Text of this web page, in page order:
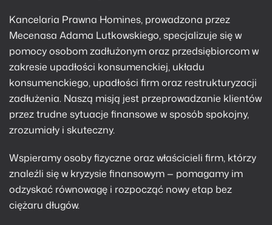
Kancelaria Prawna Homines, prowadzona przez
Mecenasa Adama Lutkowskiego, specjalizuje się w
pomocy osobom zadłużonym oraz przedsiębiorcom w
zakresie upadłości konsumenckiej, układu
konsumenckiego, upadłości firm oraz restrukturyzacji
zadłużenia. Naszą misją jest przeprowadzanie klientów
przez trudne sytuacje finansowe w sposób spokojny,
zrozumiały i skuteczny.
Wspieramy osoby fizyczne oraz właścicieli firm, którzy
znaleźli się w kryzysie finansowym — pomagamy im
odzyskać równowagę i rozpocząć nowy etap bez
ciężaru długów.